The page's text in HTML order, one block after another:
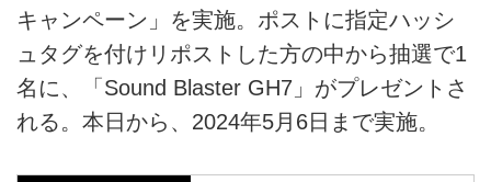
キャンペーン」を実施。ポストに指定ハッシ
ュタグを付けリポストした方の中から抽選で1
名に、「Sound Blaster GH7」がプレゼントさ
れる。本日から、2024年5月6日まで実施。